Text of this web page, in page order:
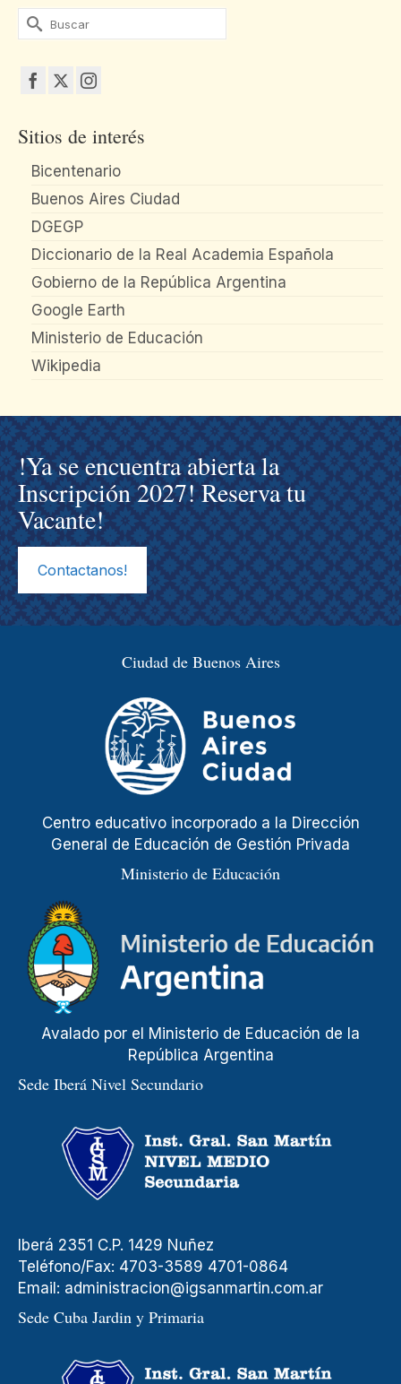
Buscar
por:
Sitios de interés
Bicentenario
Buenos Aires Ciudad
DGEGP
Diccionario de la Real Academia Española
Gobierno de la República Argentina
Google Earth
Ministerio de Educación
Wikipedia
!Ya se encuentra abierta la
Inscripción 2027! Reserva tu
Vacante!
Contactanos!
Ciudad de Buenos Aires
Centro educativo incorporado a la Dirección
General de Educación de Gestión Privada
Ministerio de Educación
Avalado por el Ministerio de Educación de la
República Argentina
Sede Iberá Nivel Secundario
Iberá 2351 C.P. 1429 Nuñez
Teléfono/Fax: 4703-3589 4701-0864
Email: administracion@igsanmartin.com.ar
Sede Cuba Jardin y Primaria